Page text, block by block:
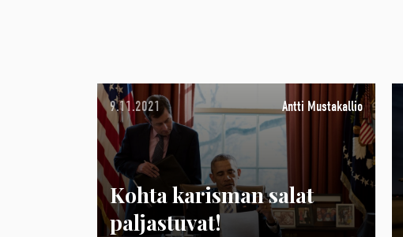
9.11.2021 Antti Mustakallio
Kohta karisman salat
paljastuvat!